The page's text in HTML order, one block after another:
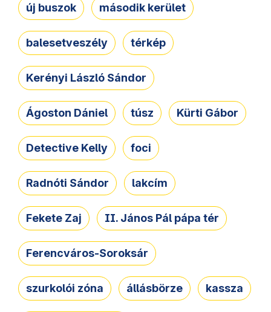
új buszok második kerület
balesetveszély térkép
Kerényi László Sándor
Ágoston Dániel túsz Kürti Gábor
Detective Kelly foci
Radnóti Sándor lakcím
Fekete Zaj II. János Pál pápa tér
Ferencváros-Soroksár
szurkolói zóna állásbörze kassza